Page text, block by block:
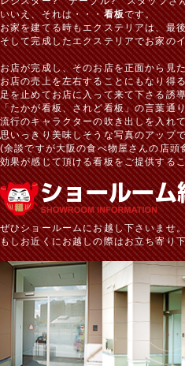
いいえ、それは・・・看板です。
お家を建てる時もエクステリアは、最
そして完成したエクステリアでお家の
お店が完成し、そのお店を正面から見
お店の売上を左右することにもなり得
足を止めてお店に入って来て下さる誘
「たかが看板、されど看板」の言葉通
流行のキャラクターの吹き出しを入れ
思いっきり美味しそうな写真のアップ
(余談ですが大阪の食べ物屋さんの店
効果が感じて頂ける看板をご提供する
ぜひショールームにお越し下さいませ
もしお近くにお越しの際はお立ち寄り